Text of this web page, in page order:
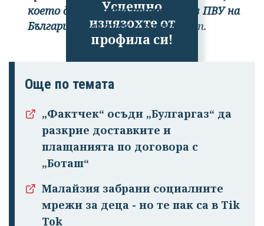
Успешно
излязохте от
профила си!
което да отразява промените в ПВУ на
България“
, завърши говорителят.
Още по темата
„Фактчек“ осъди „Булгаргаз“ да
разкрие доставките и
плащанията по договора с
„Боташ“
Малайзия забрани социалните
мрежи за деца - но те пак са в Tik
Tok